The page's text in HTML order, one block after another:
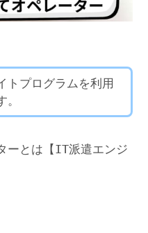
トプログラムを利用
ーとは【IT派遣エンジ